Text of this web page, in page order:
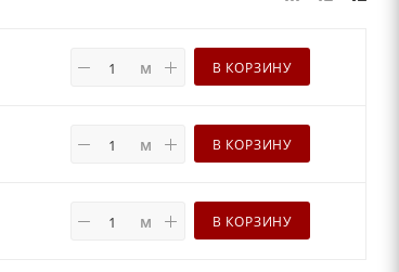
м В КОРЗИНУ
м В КОРЗИНУ
м В КОРЗИНУ